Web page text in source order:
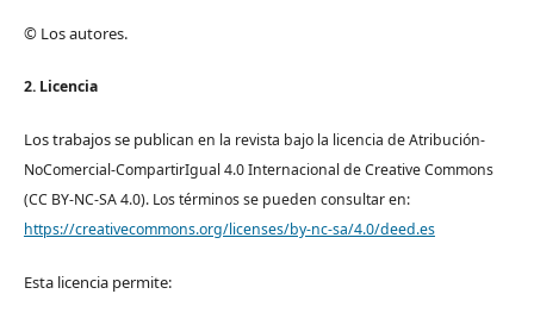
© Los autores.
2. Licencia
Los trabajos se publican en la revista bajo la licencia de Atribución-
NoComercial-CompartirIgual 4.0 Internacional de Creative Commons
(CC BY-NC-SA 4.0). Los términos se pueden consultar en:
https://creativecommons.org/licenses/by-nc-sa/4.0/deed.es
Esta licencia permite: